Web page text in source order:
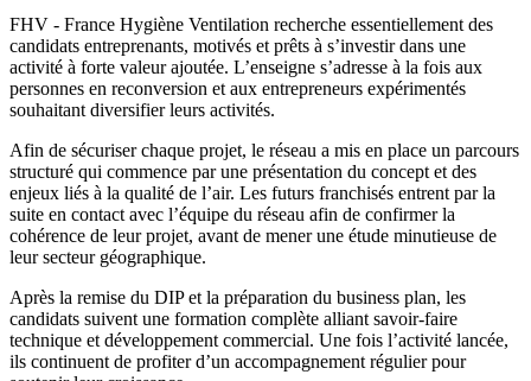
FHV - France Hygiène Ventilation recherche essentiellement des
candidats entreprenants, motivés et prêts à s’investir dans une
activité à forte valeur ajoutée. L’enseigne s’adresse à la fois aux
personnes en reconversion et aux entrepreneurs expérimentés
souhaitant diversifier leurs activités.
Afin de sécuriser chaque projet, le réseau a mis en place un parcours
structuré qui commence par une présentation du concept et des
enjeux liés à la qualité de l’air. Les futurs franchisés entrent par la
suite en contact avec l’équipe du réseau afin de confirmer la
cohérence de leur projet, avant de mener une étude minutieuse de
leur secteur géographique.
Après la remise du DIP et la préparation du business plan, les
candidats suivent une formation complète alliant savoir-faire
technique et développement commercial. Une fois l’activité lancée,
ils continuent de profiter d’un accompagnement régulier pour